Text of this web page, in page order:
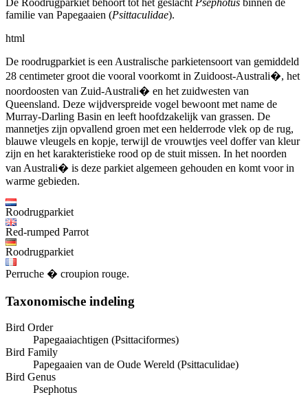
De Roodrugparkiet behoort tot het geslacht Psephotus binnen de
familie van Papegaaien (Psittaculidae).
html
De roodrugparkiet is een Australische parkietensoort van gemiddeld
28 centimeter groot die vooral voorkomt in Zuidoost-Australi�, het
noordoosten van Zuid-Australi� en het zuidwesten van
Queensland. Deze wijdverspreide vogel bewoont met name de
Murray-Darling Basin en leeft hoofdzakelijk van grassen. De
mannetjes zijn opvallend groen met een helderrode vlek op de rug,
blauwe vleugels en kopje, terwijl de vrouwtjes veel doffer van kleur
zijn en het karakteristieke rood op de stuit missen. In het noorden
van Australi� is deze parkiet algemeen gehouden en komt voor in
warme gebieden.
Roodrugparkiet
Red-rumped Parrot
Roodrugparkiet
Perruche � croupion rouge.
Taxonomische indeling
Bird Order
Papegaaiachtigen (Psittaciformes)
Bird Family
Papegaaien van de Oude Wereld (Psittaculidae)
Bird Genus
Psephotus